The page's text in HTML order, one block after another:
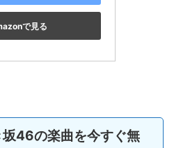
で見る
46の楽曲を今すぐ無